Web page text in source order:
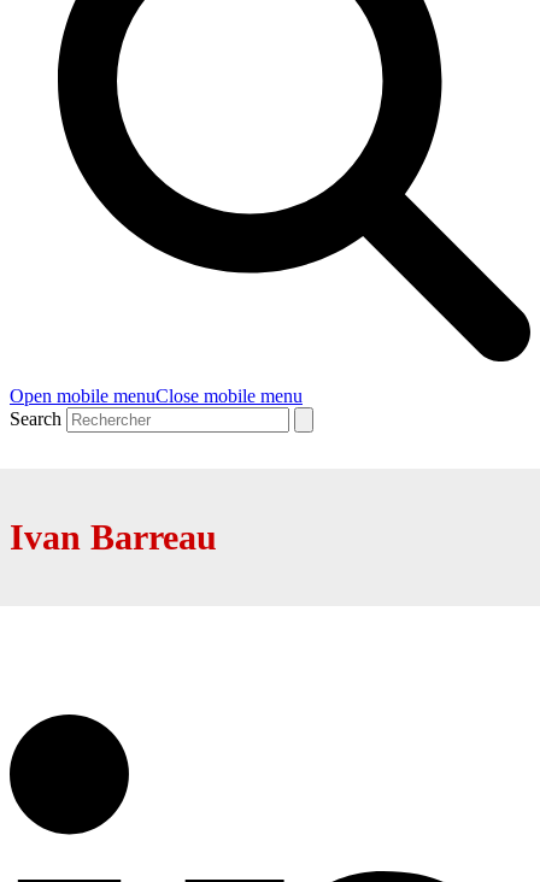
Open mobile menuClose mobile menu
Search
Ivan Barreau